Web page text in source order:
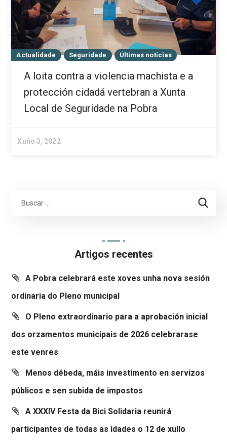
Actualidade Seguridade Últimas noticias
A loita contra a violencia machista e a
protección cidadá vertebran a Xunta
Local de Seguridade na Pobra
Xuño 3, 2022
Artigos recentes
A Pobra celebrará este xoves unha nova sesión
ordinaria do Pleno municipal
O Pleno extraordinario para a aprobación inicial
dos orzamentos municipais de 2026 celebrarase
este venres
Menos débeda, máis investimento en servizos
públicos e sen subida de impostos
A XXXIV Festa da Bici Solidaria reunirá
participantes de todas as idades o 12 de xullo